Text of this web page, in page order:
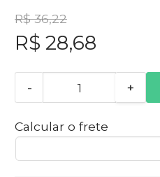
R$ 36,22
R$ 28,68
- +
Calcular o frete